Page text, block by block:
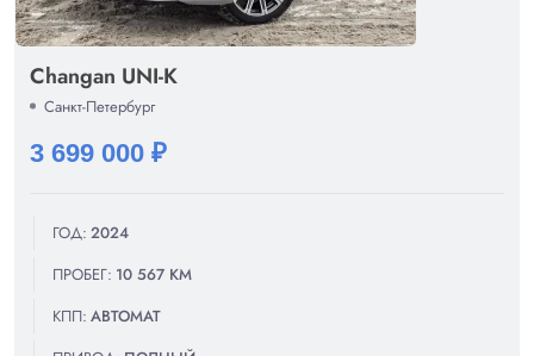
Changan UNI-K
Санкт-Петербург
3 699 000 ₽
ГОД: 2024
ПРОБЕГ: 10 567 КМ
КПП: АВТОМАТ